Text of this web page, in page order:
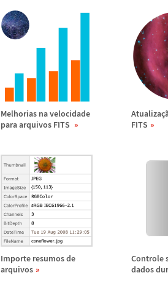
Melhorias na velocidade
para arquivos FITS
Atualizaç
FITS
Importe resumos de
arquivos
Controle
dados